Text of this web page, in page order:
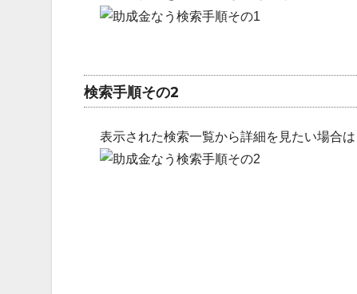
検索手順その2
表示された検索一覧から詳細を見たい場合